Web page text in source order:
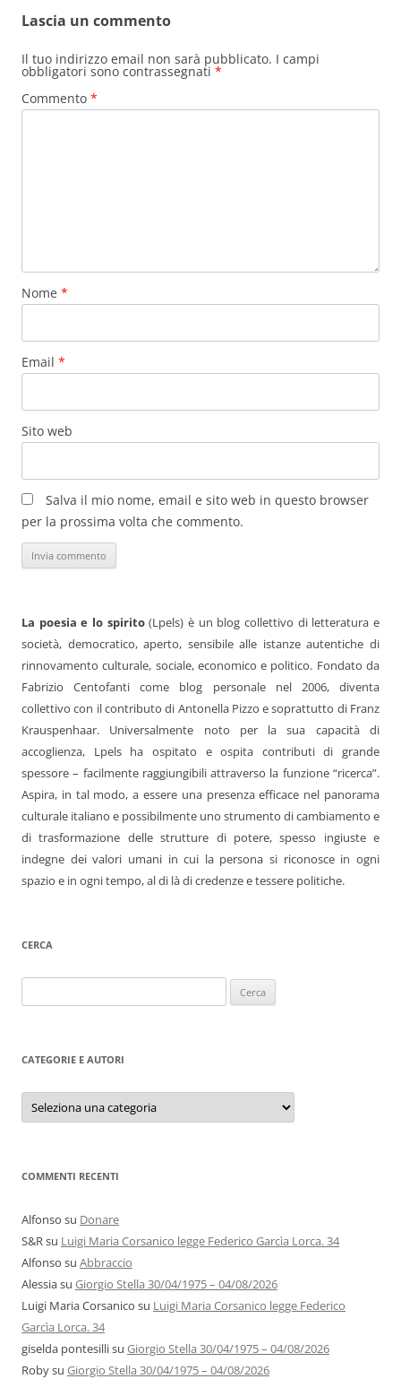
Lascia un commento
Il tuo indirizzo email non sarà pubblicato. I campi
obbligatori sono contrassegnati *
Commento *
Nome *
Email *
Sito web
Salva il mio nome, email e sito web in questo browser
per la prossima volta che commento.
La poesia e lo spirito(Lpels) è un blog collettivo di letteratura e
società, democratico, aperto, sensibile alle istanze autentiche di
rinnovamento culturale, sociale, economico e politico. Fondato da
Fabrizio Centofanti come blog personale nel 2006, diventa
collettivo con il contributo di Antonella Pizzo e soprattutto di Franz
Krauspenhaar. Universalmente noto per la sua capacità di
accoglienza, Lpels ha ospitato e ospita contributi di grande
spessore – facilmente raggiungibili attraverso la funzione “ricerca”.
Aspira, in tal modo, a essere una presenza efficace nel panorama
culturale italiano e possibilmente uno strumento di cambiamento e
di trasformazione delle strutture di potere, spesso ingiuste e
indegne dei valori umani in cui la persona si riconosce in ogni
spazio e in ogni tempo, al di là di credenze e tessere politiche.
CERCA
per:
CATEGORIE E AUTORI
Categorie
autori
COMMENTI RECENTI
Alfonso su Donare
S&Rsu Luigi Maria Corsanico legge Federico Garcìa Lorca. 34
Alfonso su Abbraccio
Alessiasu Giorgio Stella 30/04/1975 – 04/08/2026
Luigi Maria Corsanico su Luigi Maria Corsanico legge Federico
Garcìa Lorca. 34
giselda pontesillisu Giorgio Stella 30/04/1975 – 04/08/2026
Robysu Giorgio Stella 30/04/1975 – 04/08/2026